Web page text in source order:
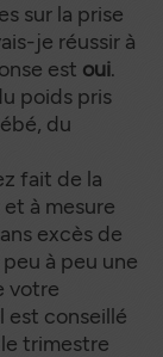
sur la prise
je réussir à
est oui.
poids pris
du
fait de la
à mesure
excès de
à peu une
votre
est conseillé
trimestre